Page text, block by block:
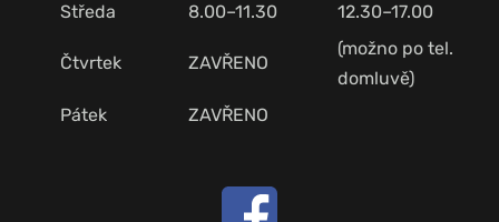
Středa
8.00–11.30 12.30–17.00
Čtvrtek ZAVŘENO
(možno po tel.
domluvě)
Pátek
ZAVŘENO